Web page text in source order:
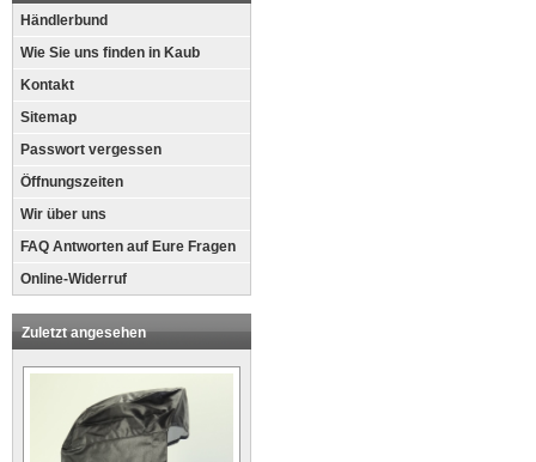
Händlerbund
Wie Sie uns finden in Kaub
Kontakt
Sitemap
Passwort vergessen
Öffnungszeiten
Wir über uns
FAQ Antworten auf Eure Fragen
Online-Widerruf
Zuletzt angesehen